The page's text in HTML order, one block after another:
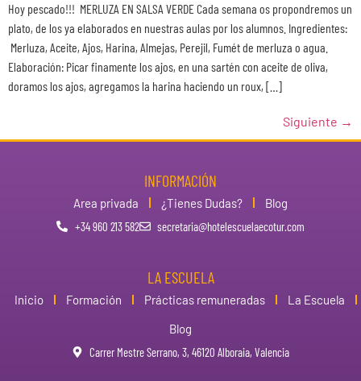
Hoy pescado!!! MERLUZA EN SALSA VERDE Cada semana os propondremos un
plato, de los ya elaborados en nuestras aulas por los alumnos. Ingredientes:
Merluza, Aceite, Ajos, Harina, Almejas, Perejil, Fumét de merluza o agua.
Elaboración: Picar finamente los ajos, en una sartén con aceite de oliva,
doramos los ajos, agregamos la harina haciendo un roux, […]
Siguiente →
INFORMACIÓN
Area privada ¿Tienes Dudas?
Blog
+34 960 213 582
secretaria@hotelescuelaecotur.com
LA ESCUELA
Inicio Formación Prácticas remuneradas
La Escuela
Blog
Carrer Mestre Serrano, 3, 46120 Alboraia, Valencia